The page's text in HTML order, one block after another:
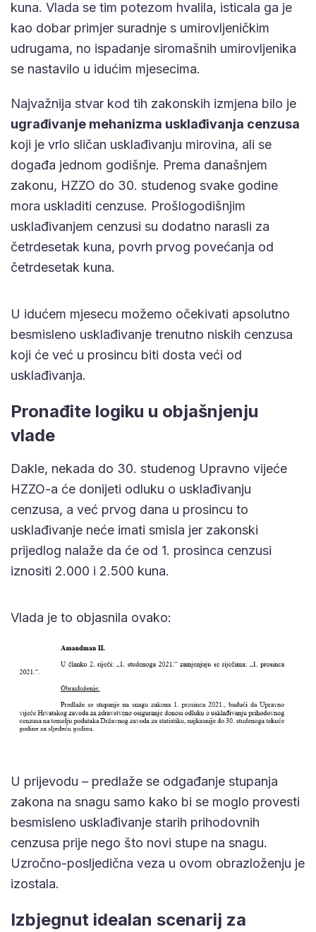
kuna. Vlada se tim potezom hvalila, isticala ga je
kao dobar primjer suradnje s umirovljeničkim
udrugama, no ispadanje siromašnih umirovljenika
se nastavilo u idućim mjesecima.
Najvažnija stvar kod tih zakonskih izmjena bilo je
ugrađivanje mehanizma usklađivanja cenzusa
koji je vrlo sličan usklađivanju mirovina, ali se
događa jednom godišnje. Prema današnjem
zakonu, HZZO do 30. studenog svake godine
mora uskladiti cenzuse. Prošlogodišnjim
usklađivanjem cenzusi su dodatno narasli za
četrdesetak kuna, povrh prvog povećanja od
četrdesetak kuna.
U idućem mjesecu možemo očekivati apsolutno
besmisleno usklađivanje trenutno niskih cenzusa
koji će već u prosincu biti dosta veći od
usklađivanja.
Pronađite logiku u objašnjenju
vlade
Dakle, nekada do 30. studenog Upravno vijeće
HZZO-a će donijeti odluku o usklađivanju
cenzusa, a već prvog dana u prosincu to
usklađivanje neće imati smisla jer zakonski
prijedlog nalaže da će od 1. prosinca cenzusi
iznositi 2.000 i 2.500 kuna.
Vlada je to objasnila ovako:
U prijevodu – predlaže se odgađanje stupanja
zakona na snagu samo kako bi se moglo provesti
besmisleno usklađivanje starih prihodovnih
cenzusa prije nego što novi stupe na snagu.
Uzročno-posljedična veza u ovom obrazloženju je
izostala.
Izbjegnut idealan scenarij za